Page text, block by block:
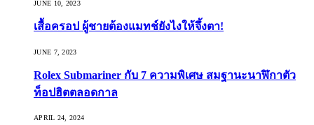
JUNE 10, 2023
เสื้อครอป ผู้ชายต้องแมทช์ยังไงให้จึ้งตา!
JUNE 7, 2023
Rolex Submariner กับ 7 ความพิเศษ สมฐานะนาฬิกาตัว
ท็อปฮิตตลอดกาล
APRIL 24, 2024